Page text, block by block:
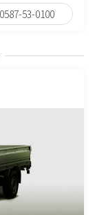
0587-53-0100